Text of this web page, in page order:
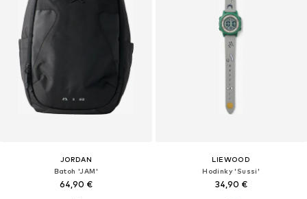
JORDAN
Batoh 'JAM'
64,90 €
LIEWOOD
Hodinky 'Sussi'
34,90 €